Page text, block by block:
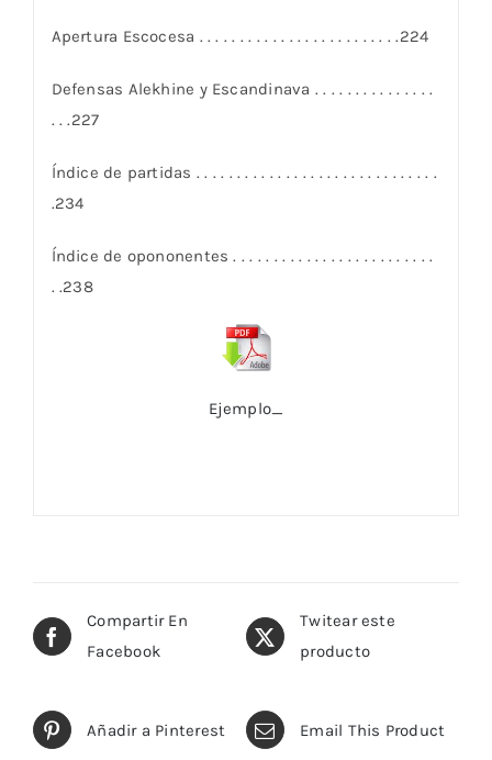
Apertura Escocesa . . . . . . . . . . . . . . . . . . . . . . . . .224
Defensas Alekhine y Escandinava . . . . . . . . . . . . . . .
. . .227
Índice de partidas . . . . . . . . . . . . . . . . . . . . . . . . . . . . . .
.234
Índice de opononentes . . . . . . . . . . . . . . . . . . . . . . . . .
. .238
Ejemplo_
Compartir En
Facebook
Twitear este
producto
Añadir a Pinterest Email This Product